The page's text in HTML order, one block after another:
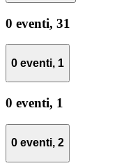
0 eventi, 31
0 eventi, 1
0 eventi, 1
0 eventi, 2